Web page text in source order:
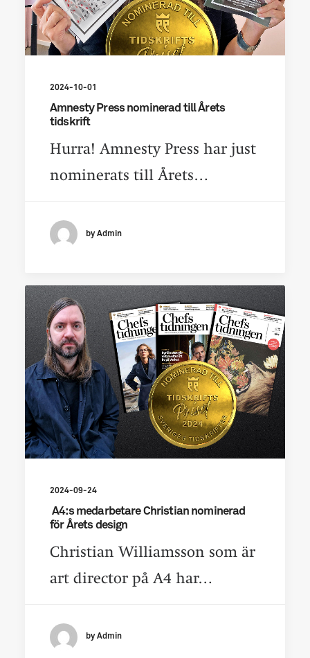
2024-10-01
Amnesty Press nominerad till Årets
tidskrift
Hurra! Amnesty Press har just
nominerats till Årets…
by Admin
2024-09-24
A4:s medarbetare Christian nominerad
för Årets design
Christian Williamsson som är
art director på A4 har…
by Admin